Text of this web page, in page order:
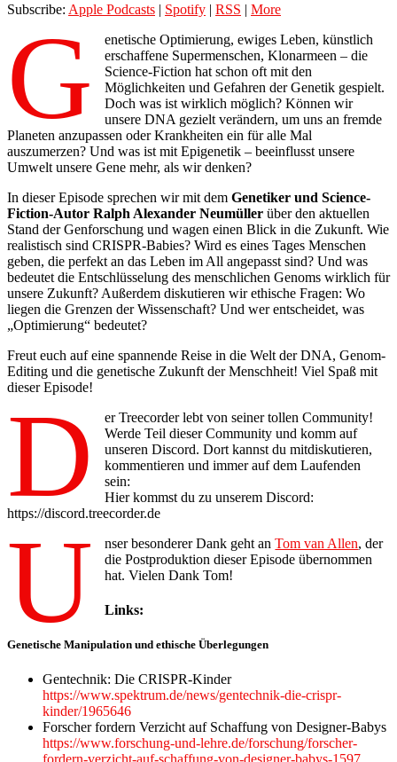
Subscribe: Apple Podcasts | Spotify | RSS | More
G
enetische Optimierung, ewiges Leben, künstlich
erschaffene Supermenschen, Klonarmeen – die
Science-Fiction hat schon oft mit den
Möglichkeiten und Gefahren der Genetik gespielt.
Doch was ist wirklich möglich? Können wir
unsere DNA gezielt verändern, um uns an fremde
Planeten anzupassen oder Krankheiten ein für alle Mal
auszumerzen? Und was ist mit Epigenetik – beeinflusst unsere
Umwelt unsere Gene mehr, als wir denken?
In dieser Episode sprechen wir mit dem Genetiker und Science-
Fiction-Autor Ralph Alexander Neumüller über den aktuellen
Stand der Genforschung und wagen einen Blick in die Zukunft. Wie
realistisch sind CRISPR-Babies? Wird es eines Tages Menschen
geben, die perfekt an das Leben im All angepasst sind? Und was
bedeutet die Entschlüsselung des menschlichen Genoms wirklich für
unsere Zukunft? Außerdem diskutieren wir ethische Fragen: Wo
liegen die Grenzen der Wissenschaft? Und wer entscheidet, was
„Optimierung“ bedeutet?
Freut euch auf eine spannende Reise in die Welt der DNA, Genom-
Editing und die genetische Zukunft der Menschheit! Viel Spaß mit
dieser Episode!
D
er Treecorder lebt von seiner tollen Community!
Werde Teil dieser Community und komm auf
unseren Discord. Dort kannst du mitdiskutieren,
kommentieren und immer auf dem Laufenden
sein:
Hier kommst du zu unserem Discord:
https://discord.treecorder.de
U nser besonderer Dank geht anTom van Allen, der
die Postproduktion dieser Episode übernommen
hat. Vielen Dank Tom!
Links:
Genetische Manipulation und ethische Überlegungen
Gentechnik: Die CRISPR-Kinder
https://www.spektrum.de/news/gentechnik-die-crispr-
kinder/1965646
Forscher fordern Verzicht auf Schaffung von Designer-Babys
https://www.forschung-und-lehre.de/forschung/forscher-